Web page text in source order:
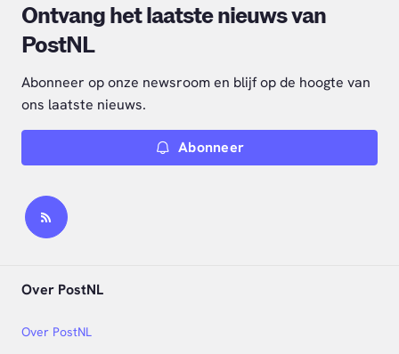
Ontvang het laatste nieuws van
PostNL
Abonneer op onze newsroom en blijf op de hoogte van
ons laatste nieuws.
Abonneer
Over PostNL
Over PostNL